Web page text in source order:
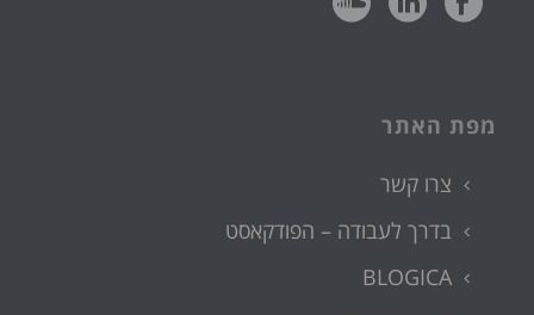
מפת האתר
צרו קשר
בדרך לעבודה – הפודקאסט
BLOGICA